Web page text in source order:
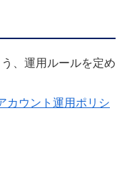
、運用ルールを定め
カウント運用ポリシ